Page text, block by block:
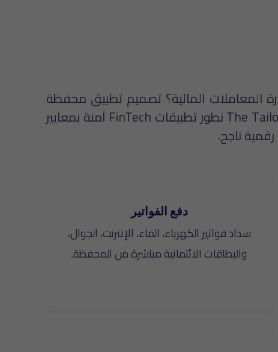
المالية؟ تصميم تطبيق محفظة
رقمية احترافي يساعدك على تقديم خدمات الدفع، التحويلات، والمدخرات في تطبيق واحد. في The Tailors نطور تطبيقات FinTech آمنة بمعايير
ناجح.
دفع الفواتير
سداد فواتير الكهرباء، الماء، الإنترنت، الجوال،
والبطاقات الائتمانية مباشرة من المحفظة.